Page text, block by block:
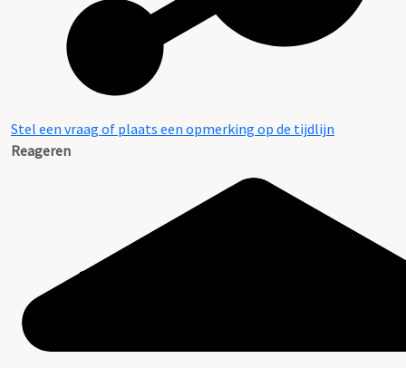
Stel een vraag of plaats een opmerking op de tijdlijn
Reageren